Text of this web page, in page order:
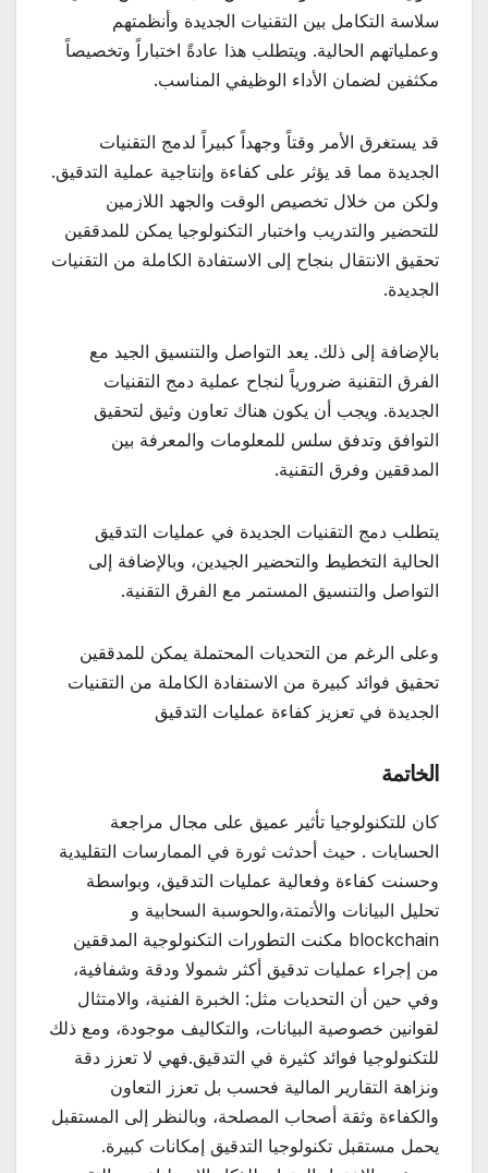
سلاسة التكامل بين التقنيات الجديدة وأنظمتهم
وعملياتهم الحالية. ويتطلب هذا عادةً اختباراً وتخصيصاً
مكثفين لضمان الأداء الوظيفي المناسب.
قد يستغرق الأمر وقتاً وجهداً كبيراً لدمج التقنيات
الجديدة مما قد يؤثر على كفاءة وإنتاجية عملية التدقيق.
ولكن من خلال تخصيص الوقت والجهد اللازمين
للتحضير والتدريب واختبار التكنولوجيا يمكن للمدققين
تحقيق الانتقال بنجاح إلى الاستفادة الكاملة من التقنيات
الجديدة.
بالإضافة إلى ذلك. يعد التواصل والتنسيق الجيد مع
الفرق التقنية ضرورياً لنجاح عملية دمج التقنيات
الجديدة. ويجب أن يكون هناك تعاون وثيق لتحقيق
التوافق وتدفق سلس للمعلومات والمعرفة بين
المدققين وفرق التقنية.
يتطلب دمج التقنيات الجديدة في عمليات التدقيق
الحالية التخطيط والتحضير الجيدين، وبالإضافة إلى
التواصل والتنسيق المستمر مع الفرق التقنية.
وعلى الرغم من التحديات المحتملة يمكن للمدققين
تحقيق فوائد كبيرة من الاستفادة الكاملة من التقنيات
الجديدة في تعزيز كفاءة عمليات التدقيق
الخاتمة
كان للتكنولوجيا تأثير عميق على مجال مراجعة
الحسابات . حيث أحدثت ثورة في الممارسات التقليدية
وحسنت كفاءة وفعالية عمليات التدقيق، وبواسطة
تحليل البيانات والأتمتة،والحوسبة السحابية و
blockchain مكنت التطورات التكنولوجية المدققين
من إجراء عمليات تدقيق أكثر شمولا ودقة وشفافية،
وفي حين أن التحديات مثل: الخبرة الفنية، والامتثال
لقوانين خصوصية البيانات، والتكاليف موجودة، ومع ذلك
للتكنولوجيا فوائد كثيرة في التدقيق.فهي لا تعزز دقة
ونزاهة التقارير المالية فحسب بل تعزز التعاون
والكفاءة وثقة أصحاب المصلحة، وبالنظر إلى المستقبل
يحمل مستقبل تكنولوجيا التدقيق إمكانات كبيرة.